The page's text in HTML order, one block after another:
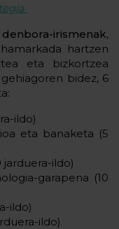
denbora-irismenak,
hartzen
eta bizkortzea
bidez, 6
ildo)
eta banaketa (5
jarduera-ildo)
garapena (10
ildo)
ildo)